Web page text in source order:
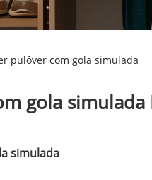
pulôver com gola simulada
gola
simulada